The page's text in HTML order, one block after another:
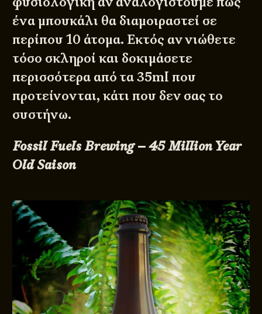
ένα μπουκάλι θα διαμοιραστεί σε
περίπου 10 άτομα. Εκτός αν νιώθετε
τόσο σκληροί και δοκιμάσετε
περισσότερα από τα 35ml που
προτείνονται, κάτι που δεν σας το
συστήνω.
Fossil Fuels Brewing – 45 Million Year
Old Saison